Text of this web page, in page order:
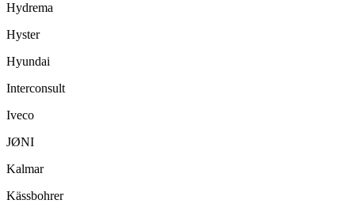
Hydrema
Hyster
Hyundai
Interconsult
Iveco
JØNI
Kalmar
Kässbohrer